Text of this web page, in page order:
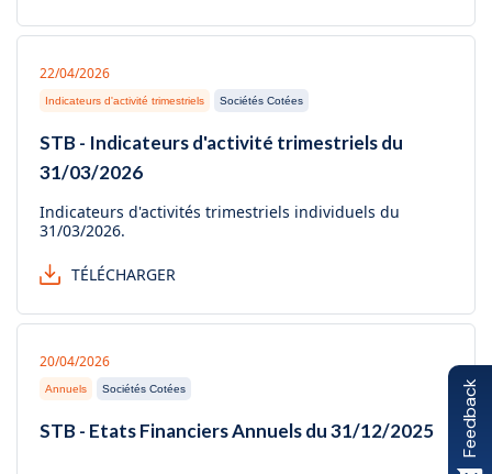
22/04/2026
Indicateurs d'activité trimestriels Sociétés Cotées
STB - Indicateurs d'activité trimestriels du
31/03/2026
Indicateurs d'activités trimestriels individuels du
31/03/2026.
TÉLÉCHARGER
20/04/2026
Annuels Sociétés Cotées
STB - Etats Financiers Annuels du 31/12/2025 Feedback